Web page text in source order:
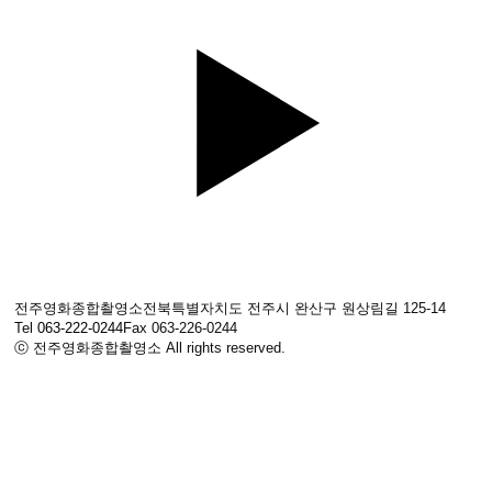
전주영화종합촬영소전북특별자치도 전주시 완산구 원상림길 125-14
Tel063-222-0244Fax 063-226-0244
ⓒ 전주영화종합촬영소 All rights reserved.